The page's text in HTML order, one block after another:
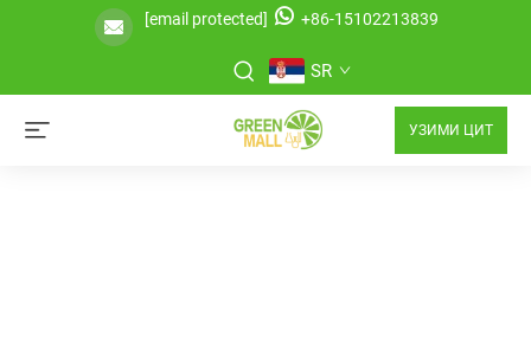
[email protected] +86-15102213839
SR
УЗИМИ ЦИТ